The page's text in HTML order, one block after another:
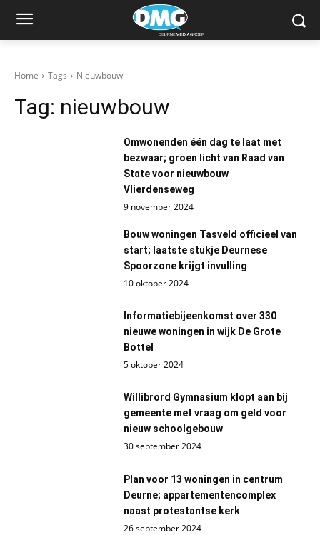
Home Tags Nieuwbouw
Tag: nieuwbouw
Omwonenden één dag te laat met
bezwaar; groen licht van Raad van
State voor nieuwbouw
Vlierdenseweg
9 november 2024
Bouw woningen Tasveld officieel van
start; laatste stukje Deurnese
Spoorzone krijgt invulling
10 oktober 2024
Informatiebijeenkomst over 330
nieuwe woningen in wijk De Grote
Bottel
5 oktober 2024
Willibrord Gymnasium klopt aan bij
gemeente met vraag om geld voor
nieuw schoolgebouw
30 september 2024
Plan voor 13 woningen in centrum
Deurne; appartementencomplex
naast protestantse kerk
26 september 2024